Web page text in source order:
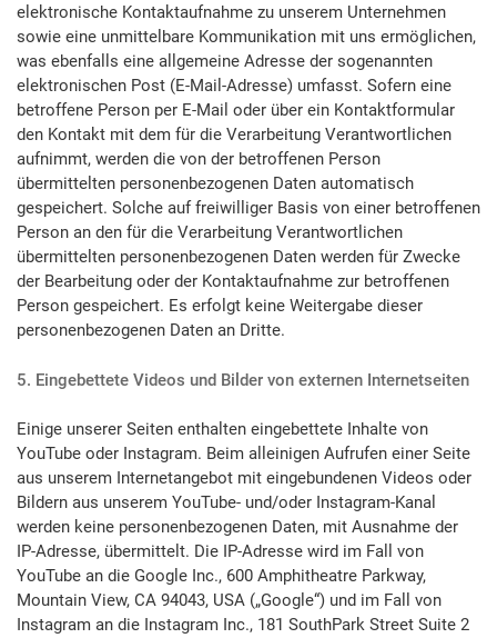
elektronische Kontaktaufnahme zu unserem Unternehmen
sowie eine unmittelbare Kommunikation mit uns ermöglichen,
was ebenfalls eine allgemeine Adresse der sogenannten
elektronischen Post (E-Mail-Adresse) umfasst. Sofern eine
betroffene Person per E-Mail oder über ein Kontaktformular
den Kontakt mit dem für die Verarbeitung Verantwortlichen
aufnimmt, werden die von der betroffenen Person
übermittelten personenbezogenen Daten automatisch
gespeichert. Solche auf freiwilliger Basis von einer betroffenen
Person an den für die Verarbeitung Verantwortlichen
übermittelten personenbezogenen Daten werden für Zwecke
der Bearbeitung oder der Kontaktaufnahme zur betroffenen
Person gespeichert. Es erfolgt keine Weitergabe dieser
personenbezogenen Daten an Dritte.
5. Eingebettete Videos und Bilder von externen Internetseiten
Einige unserer Seiten enthalten eingebettete Inhalte von
YouTube oder Instagram. Beim alleinigen Aufrufen einer Seite
aus unserem Internetangebot mit eingebundenen Videos oder
Bildern aus unserem YouTube- und/oder Instagram-Kanal
werden keine personenbezogenen Daten, mit Ausnahme der
IP-Adresse, übermittelt. Die IP-Adresse wird im Fall von
YouTube an die Google Inc., 600 Amphitheatre Parkway,
Mountain View, CA 94043, USA („Google“) und im Fall von
Instagram an die Instagram Inc., 181 SouthPark Street Suite 2